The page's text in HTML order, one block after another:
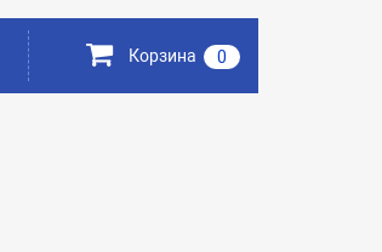
Корзина 0